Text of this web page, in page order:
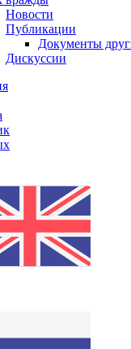
Новости
Публикации
Документы
Дискуссии